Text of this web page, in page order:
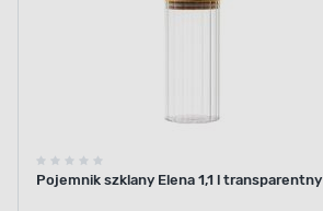
Pojemnik szklany Elena 1,1 l transparentny